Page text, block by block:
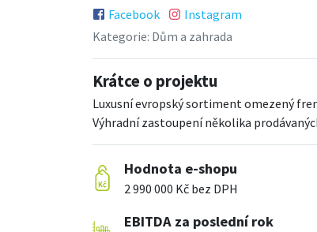
Facebook
Instagram
Kategorie: Dům a zahrada
Krátce o projektu
Luxusní evropský sortiment omezený
Výhradní zastoupení několika
Hodnota e-shopu
2 990 000 Kč bez DPH
EBITDA za poslední rok